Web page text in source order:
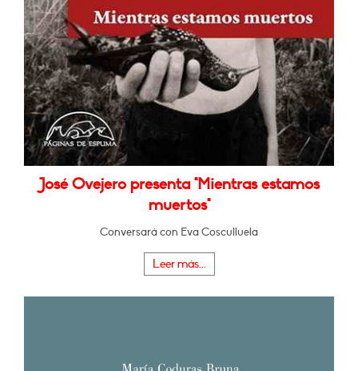
José Ovejero presenta "Mientras estamos
muertos"
Conversará con Eva Cosculluela
Leer más...